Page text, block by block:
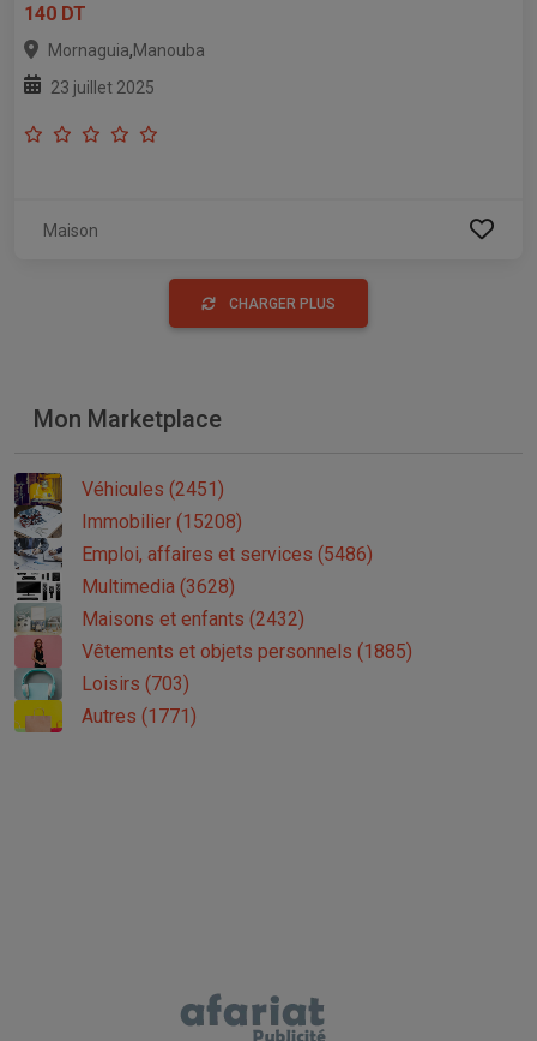
140 DT
Mornaguia,Manouba
23 juillet 2025
Maison
CHARGER PLUS
Mon Marketplace
Véhicules (2451)
Immobilier (15208)
Emploi, affaires et services (5486)
Multimedia (3628)
Maisons et enfants (2432)
Vêtements et objets personnels (1885)
Loisirs (703)
Autres (1771)